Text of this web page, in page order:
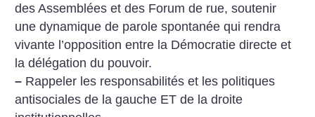
des Assemblées et des Forum de rue, soutenir
une dynamique de parole spontanée qui rendra
vivante l’opposition entre la Démocratie directe et
la délégation du pouvoir.
– Rappeler les responsabilités et les politiques
antisociales de la gauche ET de la droite